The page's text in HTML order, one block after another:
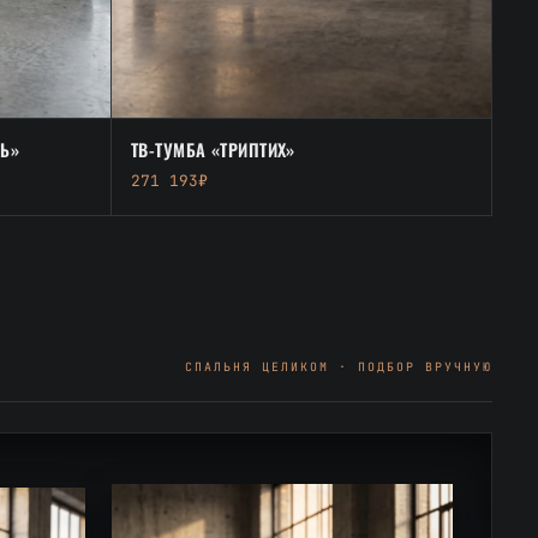
ТВ-ТУМБА «ТРИПТИХ»
271 193₽
СПАЛЬНЯ ЦЕЛИКОМ · ПОДБОР ВРУЧНУЮ